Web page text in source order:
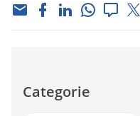
Categorie